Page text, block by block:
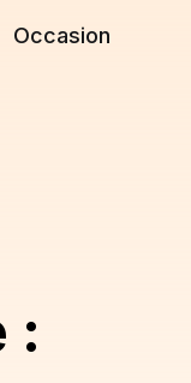
Occasion
: